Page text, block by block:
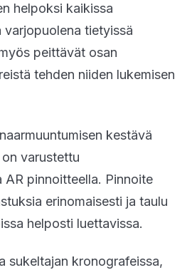
helpoksi kaikissa
varjopuolena tietyissä
peittävät osan
tehden niiden lukemisen
kestävä
varustettu
AR pinnoitteella. Pinnoite
erinomaisesti ja taulu
helposti luettavissa.
sukeltajan kronografeissa,